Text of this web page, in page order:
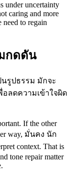
under uncertainty
caring and more
to regain
กดดัน
รูปธรรม มักจะ
ลดความเข้าใจผิด
If the other
way, มั่นคง นัก
context. That is
tone repair matter